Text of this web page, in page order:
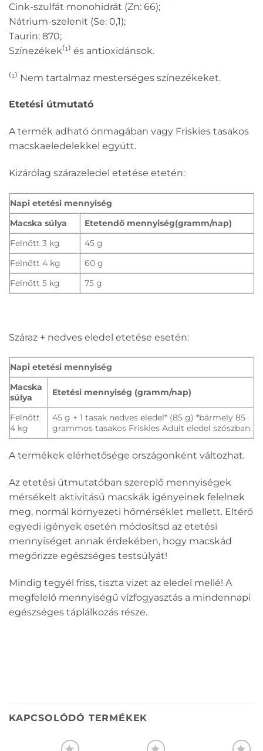
Cink-szulfát monohidrát (Zn: 66);
Nátrium-szelenit (Se: 0,1);
Taurin: 870;
Színezékek⁽¹⁾ és antioxidánsok.
⁽¹⁾ Nem tartalmaz mesterséges színezékeket.
Etetési útmutató
A termék adható önmagában vagy Friskies tasakos
macskaeledelekkel együtt.
Kizárólag szárazeledel etetése etetén:
Napi etetési mennyiség
Macska súlya
Etetendő mennyiség(gramm/nap)
Felnőtt 3 kg
45 g
Felnőtt 4 kg
60 g
Felnőtt 5 kg
75 g
Száraz + nedves eledel etetése esetén:
Napi etetési mennyiség
Macska
súlya
Etetési mennyiség (gramm/nap)
Felnőtt
4 kg
45 g + 1 tasak nedves eledel* (85 g) *bármely 85
grammos tasakos Friskies Adult eledel szószban.
A termékek elérhetősége országonként változhat.
Az etetési útmutatóban szereplő mennyiségek
mérsékelt aktivitású macskák igényeinek felelnek
meg, normál környezeti hőmérséklet mellett. Eltérő
egyedi igények esetén módosítsd az etetési
mennyiséget annak érdekében, hogy macskád
megőrizze egészséges testsúlyát!
Mindig tegyél friss, tiszta vizet az eledel mellé! A
megfelelő mennyiségű vízfogyasztás a mindennapi
egészséges táplálkozás része.
KAPCSOLÓDÓ TERMÉKEK